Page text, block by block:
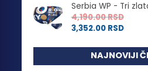
Serbia WP - Tri
4,190.00RSD
3,352.00 RSD
NAJNOVIJI